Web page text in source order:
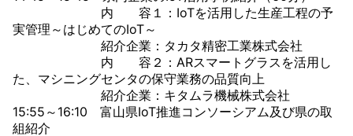
内 容１：IoTを活用した生産工程の予
実管理～はじめてのIoT～
紹介企業：タカタ精密工業株式会社
内 容２：ARスマートグラスを活用し
た、マシニングセンタの保守業務の品質向上
紹介企業：キタムラ機械株式会社
15:55～16:10 富山県IoT推進コンソーシアム及び県の取
組紹介